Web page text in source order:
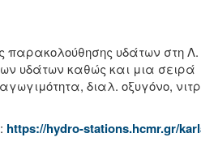
παρακολούθησης υδάτων στη
υδάτων καθώς και μια σειρά
διαλ. οξυγόνο,
https://hydro-stations.hcmr.gr/